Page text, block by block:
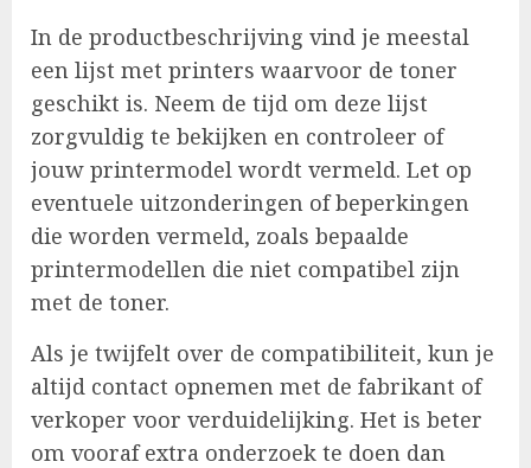
In de productbeschrijving vind je meestal
een lijst met printers waarvoor de toner
geschikt is. Neem de tijd om deze lijst
zorgvuldig te bekijken en controleer of
jouw printermodel wordt vermeld. Let op
eventuele uitzonderingen of beperkingen
die worden vermeld, zoals bepaalde
printermodellen die niet compatibel zijn
met de toner.
Als je twijfelt over de compatibiliteit, kun je
altijd contact opnemen met de fabrikant of
verkoper voor verduidelijking. Het is beter
om vooraf extra onderzoek te doen dan